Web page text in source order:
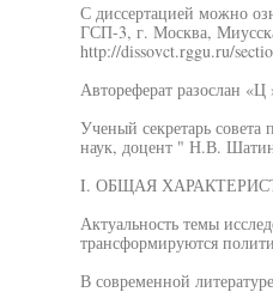
С диссертацией можно
ГСП-3, г. Москва,
http://dissovct.rggu.ru/
Автореферат разослан «Ц
Ученый секретарь совета
наук, доцент " Н.В.
I. ОБЩАЯ
Актуальность темы
трансформируются
В современной